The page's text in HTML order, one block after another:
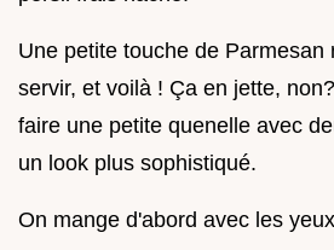
Une petite touche de Parmesan
servir, et voilà ! Ça en jette,
faire une petite quenelle avec
un look plus sophistiqué.
On mange d'abord avec les